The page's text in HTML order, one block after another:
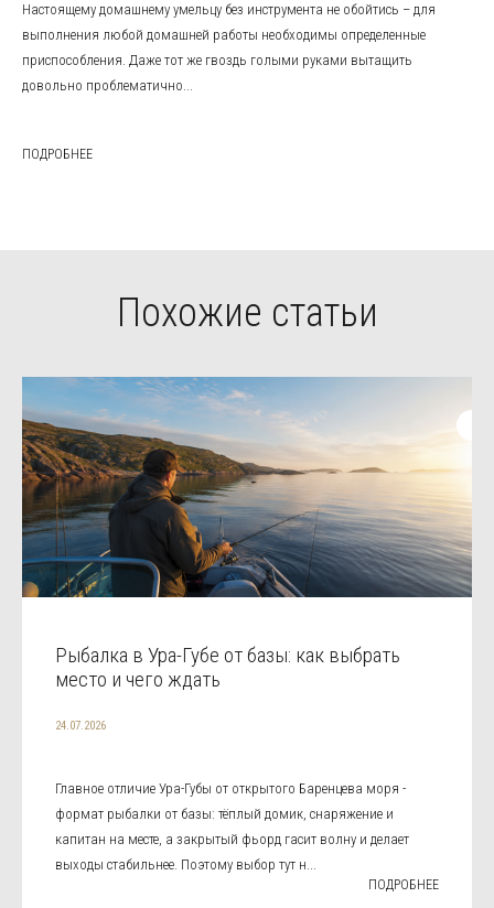
Настоящему домашнему умельцу без инструмента не обойтись – для
выполнения любой домашней работы необходимы определенные
приспособления. Даже тот же гвоздь голыми руками вытащить
довольно проблематично...
ПОДРОБНЕЕ
Похожие статьи
Рыбалка в Ура-Губе от базы: как выбрать
место и чего ждать
24.07.2026
Главное отличие Ура-Губы от открытого Баренцева моря -
формат рыбалки от базы: тёплый домик, снаряжение и
капитан на месте, а закрытый фьорд гасит волну и делает
выходы стабильнее. Поэтому выбор тут н...
ПОДРОБНЕЕ